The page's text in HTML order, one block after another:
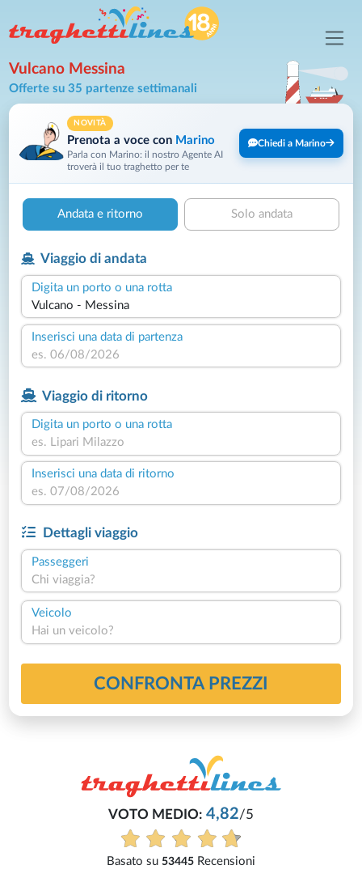
Vulcano Messina
Offerte su 35 partenze settimanali
NOVITÀ
Prenota a voce con Marino
Parla con Marino: il nostro Agente AI
troverà il tuo traghetto per te
Chiedi a Marino
Andata e ritorno Solo andata
Viaggio di andata
Digita un porto o una rotta
Inserisci una data di partenza
Viaggio di ritorno
Digita un porto o una rotta
Inserisci una data di ritorno
Dettagli viaggio
Passeggeri
Chi viaggia?
Veicolo
Hai un veicolo?
CONFRONTA PREZZI
VOTO MEDIO: 4,82/5
Basato su 53445 Recensioni